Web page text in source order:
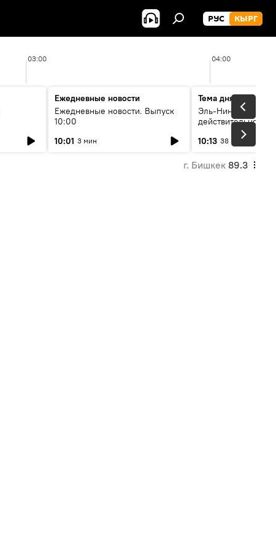
РУС КЫРГ
03:00 04:00
Ежедневные новости
Ежедневные новости. Выпуск
10:00
10:01 3 мин
Тема дня
Эль-Ниньо, жара и
действительно
погоду в
10:13 38 мин
г. Бишкек 89.3